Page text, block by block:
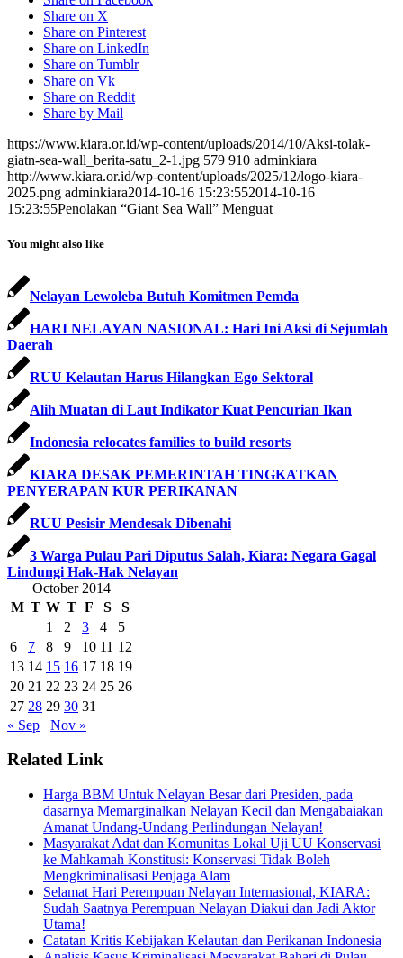
Share on X
Share on Pinterest
Share on LinkedIn
Share on Tumblr
Share on Vk
Share on Reddit
Share by Mail
https://www.kiara.or.id/wp-content/uploads/2014/10/Aksi-tolak-
giatn-sea-wall_berita-satu_2-1.jpg 579 910 adminkiara
http://www.kiara.or.id/wp-content/uploads/2025/12/logo-kiara-
2025.png adminkiara2014-10-16 15:23:552014-10-16
15:23:55Penolakan “Giant Sea Wall” Menguat
You might also like
Nelayan Lewoleba Butuh Komitmen Pemda
HARI NELAYAN NASIONAL: Hari Ini Aksi di Sejumlah
Daerah
RUU Kelautan Harus Hilangkan Ego Sektoral
Alih Muatan di Laut Indikator Kuat Pencurian Ikan
Indonesia relocates families to build resorts
KIARA DESAK PEMERINTAH TINGKATKAN
PENYERAPAN KUR PERIKANAN
RUU Pesisir Mendesak Dibenahi
3 Warga Pulau Pari Diputus Salah, Kiara: Negara Gagal
Lindungi Hak-Hak Nelayan
October 2014
M T W T F S
S
1
2 3 4
5
6
7 8 9 10 11 12
13 14 15 16 17 18 19
20 21 22 23 24 25 26
27 28 29 30 31
« Sep
Nov »
Related Link
Harga BBM Untuk Nelayan Besar dari Presiden, pada
dasarnya Memarginalkan Nelayan Kecil dan Mengabaiakan
Amanat Undang-Undang Perlindungan Nelayan!
Masyarakat Adat dan Komunitas Lokal Uji UU Konservasi
ke Mahkamah Konstitusi: Konservasi Tidak Boleh
Mengkriminalisasi Penjaga Alam
Selamat Hari Perempuan Nelayan Internasional, KIARA:
Sudah Saatnya Perempuan Nelayan Diakui dan Jadi Aktor
Utama!
Catatan Kritis Kebijakan Kelautan dan Perikanan Indonesia